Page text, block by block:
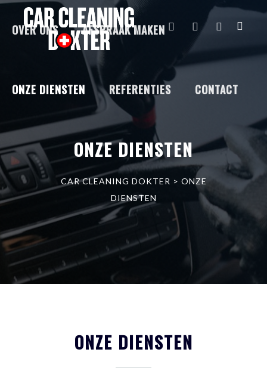
OVER ONS AFSPRAAK MAKEN
ONZE DIENSTEN REFERENTIES CONTACT
ONZE DIENSTEN
CAR CLEANING DOKTER > ONZE
DIENSTEN
ONZE DIENSTEN